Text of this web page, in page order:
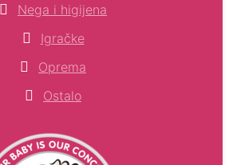
Nega i higijena
Igračke
Oprema
Ostalo